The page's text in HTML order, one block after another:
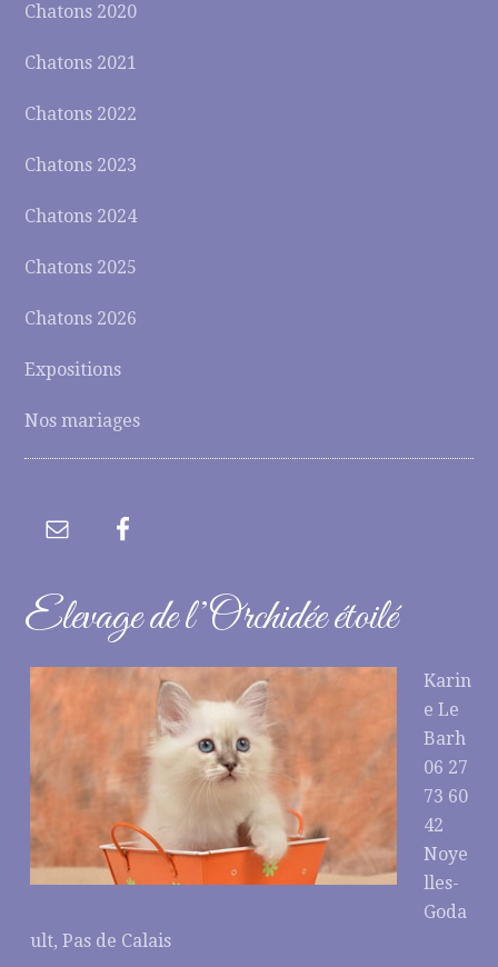
Chatons 2020
Chatons 2021
Chatons 2022
Chatons 2023
Chatons 2024
Chatons 2025
Chatons 2026
Expositions
Nos mariages
Elevage de l’Orchidée étoilé
Karin
e Le
Barh
06 27
73 60
42
Noye
lles-
Goda
ult, Pas de Calais